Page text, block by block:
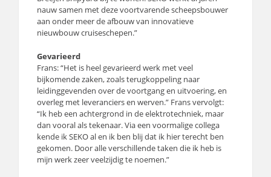
nauw samen met deze voortvarende scheepsbouwer
aan onder meer de afbouw van innovatieve
nieuwbouw cruiseschepen.”
Gevarieerd
Frans: “Het is heel gevarieerd werk met veel
bijkomende zaken, zoals terugkoppeling naar
leidinggevenden over de voortgang en uitvoering, en
overleg met leveranciers en werven.” Frans vervolgt:
“Ik heb een achtergrond in de elektrotechniek, maar
dan vooral als tekenaar. Via een voormalige collega
kende ik SEKO al en ik ben blij dat ik hier terecht ben
gekomen. Door alle verschillende taken die ik heb is
mijn werk zeer veelzijdig te noemen.”